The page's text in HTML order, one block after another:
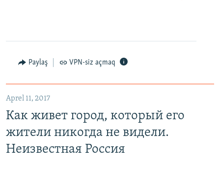
Paylaş VPN-siz açmaq
Aprel 11, 2017
Как живет город, который его
жители никогда не видели.
Неизвестная Россия